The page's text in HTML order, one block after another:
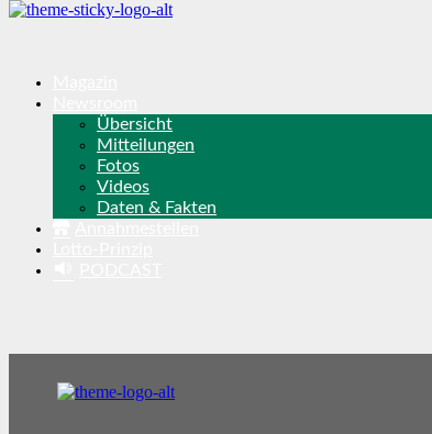
Übersicht
Mitteilungen
Fotos
Videos
Daten & Fakten